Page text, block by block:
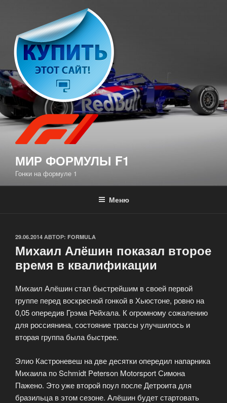
содержимому
МИР ФОРМУЛЫ F1
Гонки на формуле 1
Меню
ОПУБЛИКОВАНО
29.06.2014 АВТОР: FORMULA
Михаил Алёшин показал второе
время в квалификации
Михаил Алёшин стал быстрейшим в своей первой
группе перед воскресной гонкой в Хьюстоне, ровно на
0,05 опередив Грэма Рейхала. К огромному сожалению
для россиянина, состояние трассы улучшилось и
вторая группа была быстрее.
Элио Кастроневеш на две десятки опередил напарника
Михаила по Schmidt Peterson Motorsport Симона
Пажено. Это уже второй поул после Детроита для
бразильца в этом сезоне. Алёшин будет стартовать